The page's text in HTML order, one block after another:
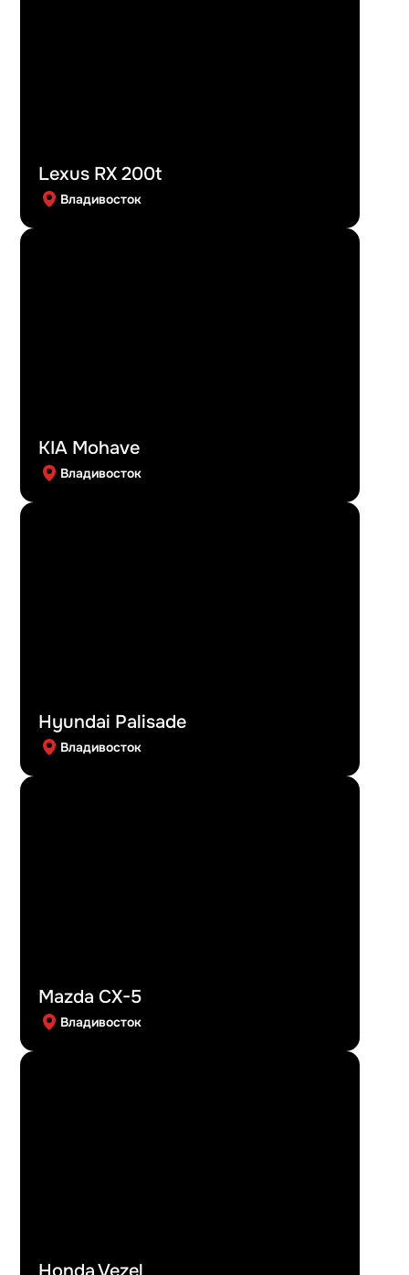
Lexus RX 200t
Владивосток
KIA Mohave
Владивосток
Hyundai Palisade
Владивосток
Mazda CX-5
Владивосток
Honda Vezel